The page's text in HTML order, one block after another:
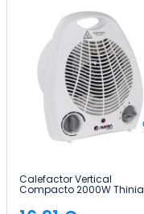
Calefactor Vertical
Compacto 2000W Thinia